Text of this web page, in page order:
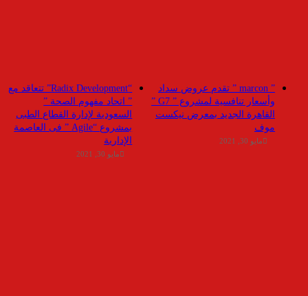
“Radix Development” تتعاقد مع
” اتحاد مفهوم الصحة ”
السعودية لإدارة القطاع الطبى
بمشروع “Agile ” فى العاصمة
الإدارية
مايو 30, 2021
” marcon ” تقدم عروض سداد
وأسعار تنافسية لمشروع ” G7 ”
القاهرة الجديد بمعرض نيكست
موف
مايو 30, 2021